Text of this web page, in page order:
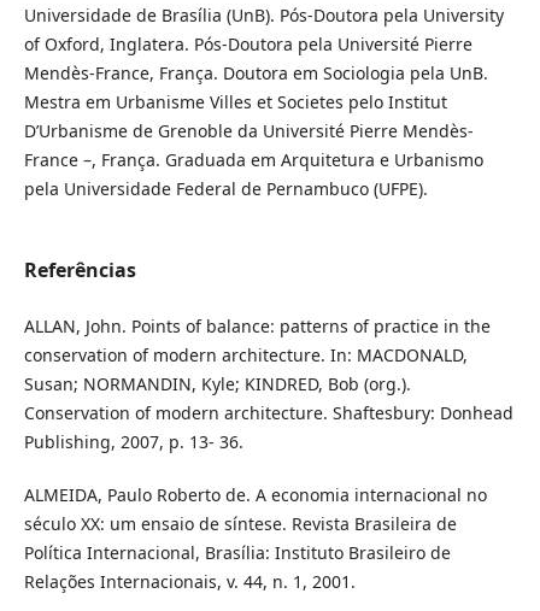
Universidade de Brasília (UnB). Pós-Doutora pela University
of Oxford, Inglatera. Pós-Doutora pela Université Pierre
Mendès-France, França. Doutora em Sociologia pela UnB.
Mestra em Urbanisme Villes et Societes pelo Institut
D’Urbanisme de Grenoble da Université Pierre Mendès-
France –, França. Graduada em Arquitetura e Urbanismo
pela Universidade Federal de Pernambuco (UFPE).
Referências
ALLAN, John. Points of balance: patterns of practice in the
conservation of modern architecture. In: MACDONALD,
Susan; NORMANDIN, Kyle; KINDRED, Bob (org.).
Conservation of modern architecture. Shaftesbury: Donhead
Publishing, 2007, p. 13- 36.
ALMEIDA, Paulo Roberto de. A economia internacional no
século XX: um ensaio de síntese. Revista Brasileira de
Política Internacional, Brasília: Instituto Brasileiro de
Relações Internacionais, v. 44, n. 1, 2001.